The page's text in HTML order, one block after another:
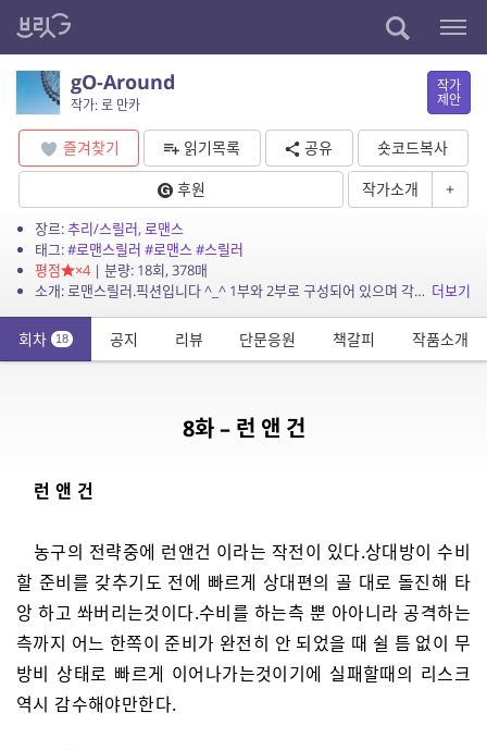
gO-Around
작가: 로 만카
작가
제안
즐겨찾기 읽기목록 공유
숏코드복사
후원
작가소개 +
장르:추리/스릴러,로맨스
태그:#로맨스릴러 #로맨스#스릴러
평점
×4| 분량: 18회, 378매
소개: 로맨스릴러.픽션입니다 ^_^ 1부와 2부로 구성되어 있으며 각각 다른 장르의 소설입니다 9화씩 총 18회 입니다 더보기
회차 18 공지 리뷰 단문응원 책갈피 작품소개
8화 – 런 앤 건
런 앤 건
농구의 전략중에 런앤건 이라는 작전이 있다.상대방이 수비
할 준비를 갖추기도 전에 빠르게 상대편의 골 대로 돌진해 타
앙 하고 쏴버리는것이다.수비를 하는측 뿐 아아니라 공격하는
측까지 어느 한쪽이 준비가 완전히 안 되었을 때 쉴 틈 없이 무
방비 상태로 빠르게 이어나가는것이기에 실패할때의 리스크
역시 감수해야만한다.